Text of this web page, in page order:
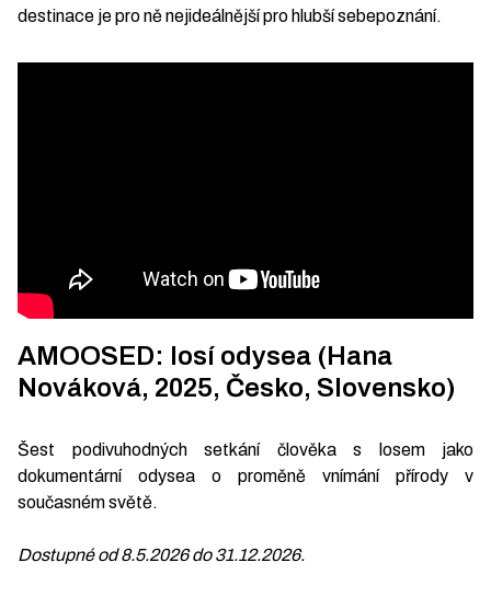
destinace je pro ně nejideálnější pro hlubší sebepoznání.
AMOOSED: losí odysea (Hana
Nováková, 2025, Česko, Slovensko)
Šest podivuhodných setkání člověka s losem jako
dokumentární odysea o proměně vnímání přírody v
současném světě.
Dostupné od 8.5.2026 do 31.12.2026.